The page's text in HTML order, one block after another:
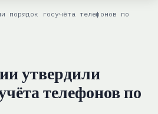
порядок госучёта телефонов по
утвердили
телефонов по